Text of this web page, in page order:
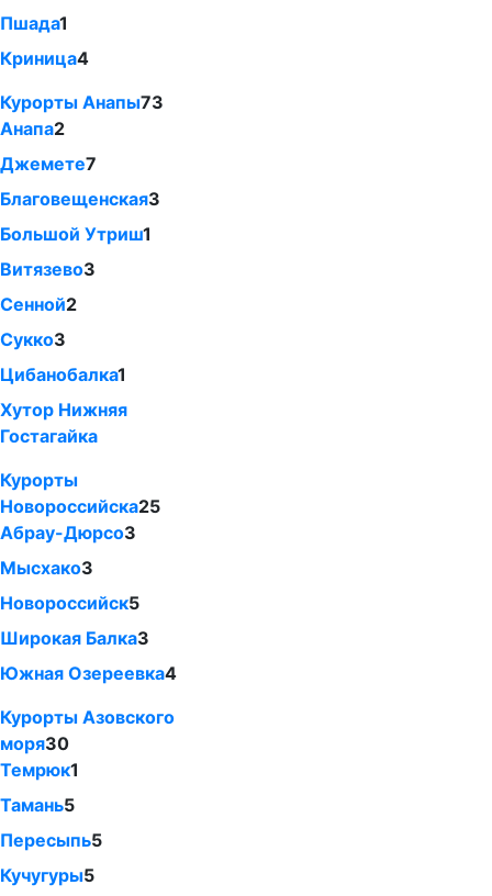
Пшада1
Криница4
Курорты Анапы73
Анапа2
Джемете7
Благовещенская3
Большой Утриш1
Витязево3
Сенной2
Сукко3
Цибанобалка1
Хутор Нижняя
Гостагайка
Курорты
Новороссийска25
Абрау-Дюрсо3
Мысхако3
Новороссийск5
Широкая Балка3
Южная Озереевка4
Курорты Азовского
моря30
Темрюк1
Тамань5
Пересыпь5
Кучугуры5